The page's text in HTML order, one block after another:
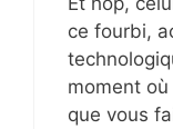
ce fourbi,
moment
que vous